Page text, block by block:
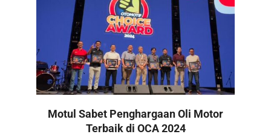
Motul Sabet Penghargaan Oli Motor
Terbaik di OCA 2024